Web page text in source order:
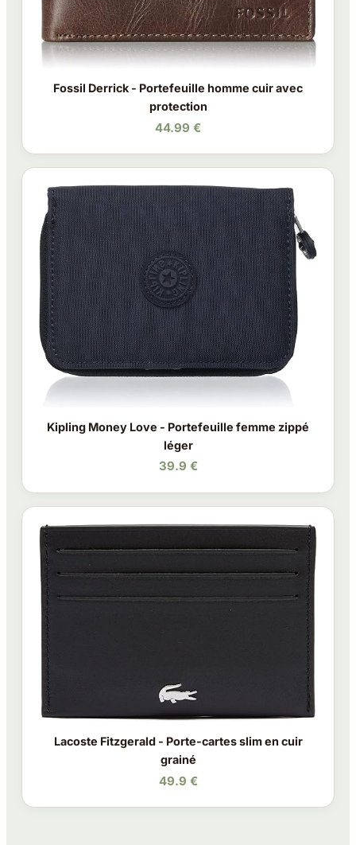
Fossil Derrick - Portefeuille homme cuir avec
protection
44.99 €
Kipling Money Love - Portefeuille femme zippé
léger
39.9 €
Lacoste Fitzgerald - Porte-cartes slim en cuir
grainé
49.9 €